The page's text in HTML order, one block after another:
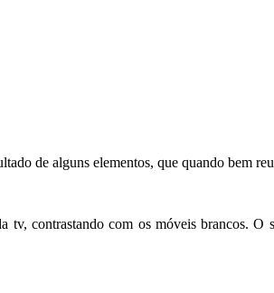
de alguns elementos, que quando bem
contrastando com os móveis brancos.